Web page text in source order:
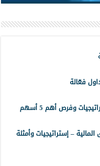
فعّالة
– إستراتيجيات وأمثلة